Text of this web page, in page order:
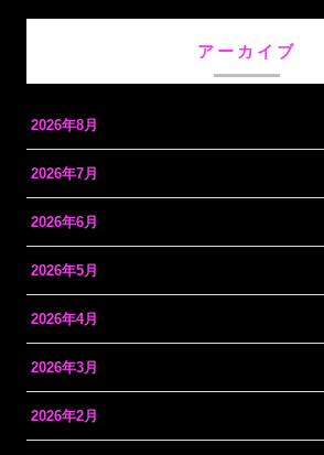
アーカイブ
2026年8月
2026年7月
2026年6月
2026年5月
2026年4月
2026年3月
2026年2月